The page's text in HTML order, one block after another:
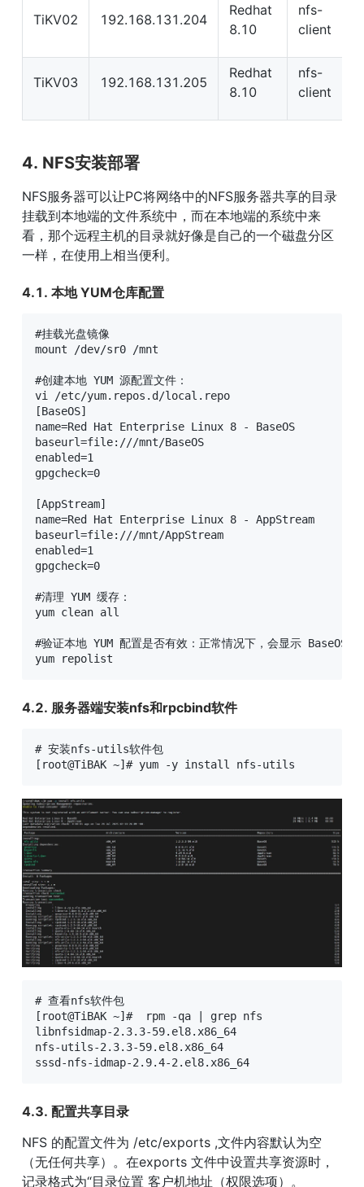
TiKV02 192.168.131.204
Redhat
8.10
nfs-
client
TiKV03 192.168.131.205
Redhat
8.10
nfs-
client
4. NFS安装部署
NFS服务器可以让PC将网络中的NFS服务器共享的目录
挂载到本地端的文件系统中，而在本地端的系统中来
看，那个远程主机的目录就好像是自己的一个磁盘分区
一样，在使用上相当便利。
4.1. 本地 YUM仓库配置
#挂载光盘镜像
mount /dev/sr0 /mnt
#创建本地 YUM 源配置文件：
vi /etc/yum.repos.d/local.repo
[BaseOS]
name=Red Hat Enterprise Linux 8 - BaseOS
baseurl=file:///mnt/BaseOS
enabled=1
gpgcheck=0
[AppStream]
name=Red Hat Enterprise Linux 8 - AppStream
baseurl=file:///mnt/AppStream
enabled=1
gpgcheck=0
#清理 YUM 缓存：
yum clean all
#验证本地 YUM 配置是否有效：正常情况下，会显示 BaseOS
yum repolist
4.2. 服务器端安装nfs和rpcbind软件
# 安装nfs-utils软件包
[root@TiBAK ~]# yum -y install nfs-utils
# 查看nfs软件包
[root@TiBAK ~]#  rpm -qa | grep nfs
libnfsidmap-2.3.3-59.el8.x86_64
nfs-utils-2.3.3-59.el8.x86_64
sssd-nfs-idmap-2.9.4-2.el8.x86_64
4.3. 配置共享目录
NFS 的配置文件为 /etc/exports ,文件内容默认为空
（无任何共享）。在exports 文件中设置共享资源时，
记录格式为“目录位置 客户机地址（权限选项）。